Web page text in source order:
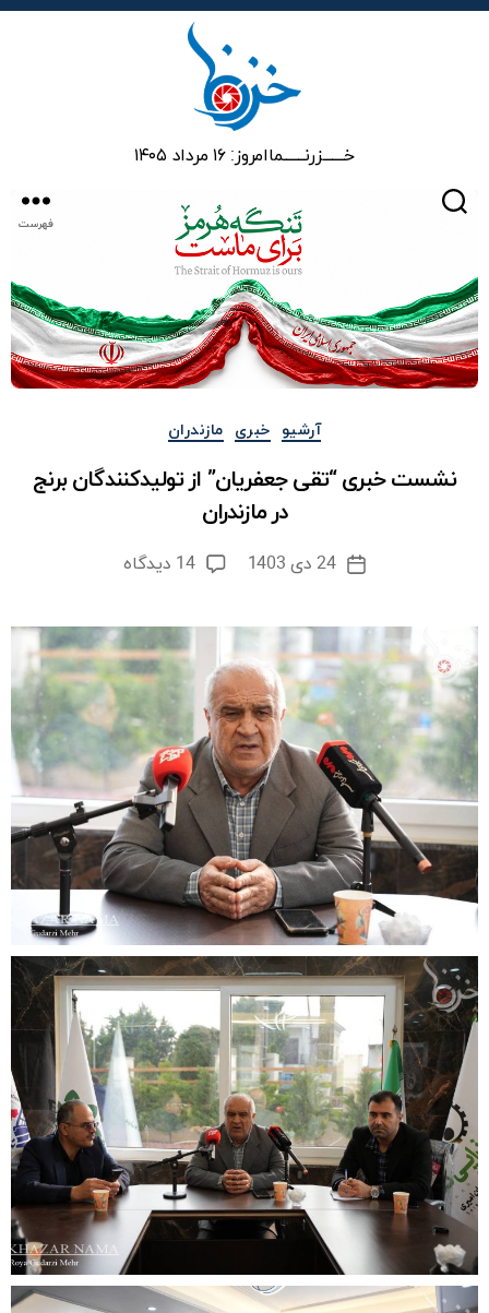
خـــــــزرنـــــــماامروز: ۱۶ مرداد ۱۴۰۵
فهرست
دسته‌ها آرشیو خبری مازندران
نشست خبری “تقی جعفریان” از تولیدکنندگان برنج
در مازندران
تاریخ
24 دی 1403 14 دیدگاه
برای
“تقی
جعفریان”
از
تولیدکنندگان
برنج
در
مازندران